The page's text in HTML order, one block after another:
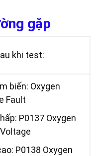
gặp
khi test:
biến: Oxygen
Fault
P0137 Oxygen
P0138 Oxygen